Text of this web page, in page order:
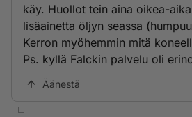
käy. Huollot tein aina oikea-
lisäainetta öljyn seassa
Kerron myöhemmin mitä
Ps. kyllä Falckin palvelu oli
Äänestä